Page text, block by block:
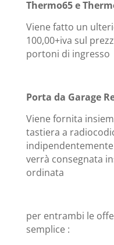
Thermo65 e
Viene fatto un
100,00+iva sul
portoni di ingresso
Porta da Garage
Viene fornita
tastiera a
verrà consegnata
ordinata
per entrambi le
semplice :